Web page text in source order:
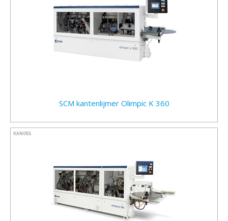
SCM kantenlijmer Olimpic K 360
KAN085